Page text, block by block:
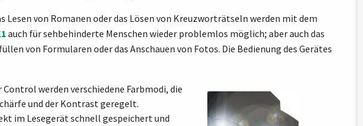
Lesen von Romanen oder das Lösen von Kreuzworträtseln werden mit dem
auch für sehbehinderte Menschen wieder problemlos möglich; aber auch das
von Formularen oder das Anschauen von Fotos. Die Bedienung des Gerätes
werden verschiedene Farbmodi, die
und der Kontrast geregelt.
im Lesegerät schnell gespeichert und